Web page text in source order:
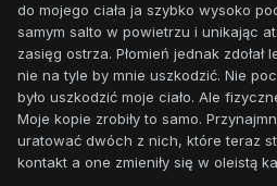
do mojego ciała ja szybko wysoko
samym salto w powietrzu i unikając
zasięg ostrza. Płomień jednak
nie na tyle by mnie uszkodzić. Nie
było uszkodzić moje ciało. Ale
Moje kopie zrobiły to samo.
uratować dwóch z nich, które teraz
kontakt a one zmieniły się w oleistą